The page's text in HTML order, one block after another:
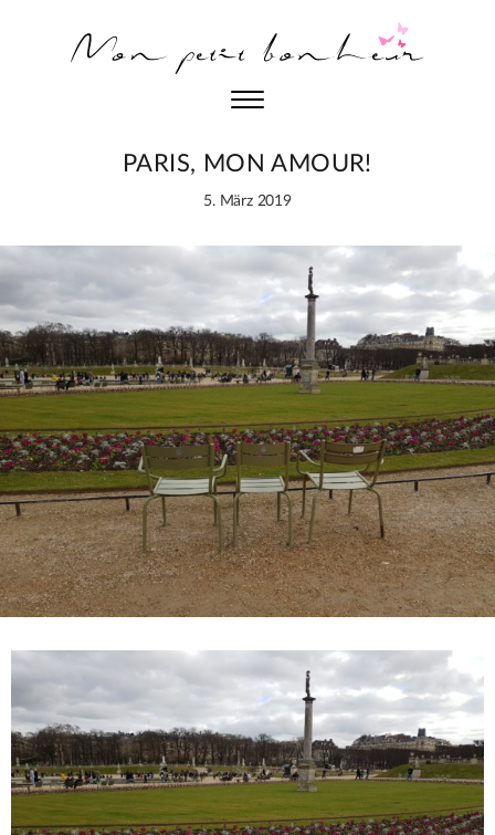
PARIS, MON AMOUR!
Post
author
5. März 2019